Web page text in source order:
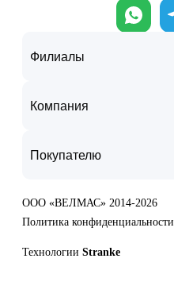
Филиалы
Компания
Покупателю
ООО «ВЕЛМАС» 2014-2026
Политика конфиденциальности
Технологии Stranke